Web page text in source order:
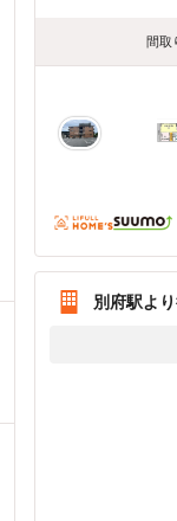
間取
別府駅よ